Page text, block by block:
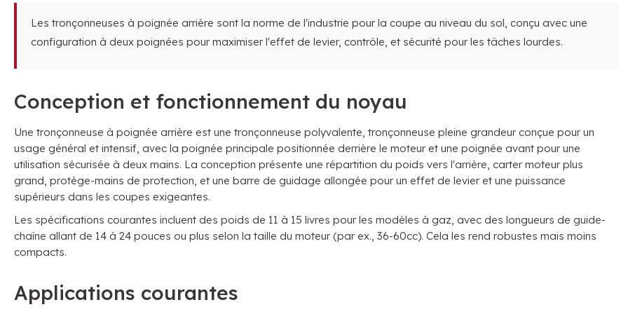
Les tronçonneuses à poignée arrière sont la norme de l'industrie pour la coupe au niveau du sol, conçu avec une
configuration à deux poignées pour maximiser l'effet de levier, contrôle, et sécurité pour les tâches lourdes.
Conception et fonctionnement du noyau
Une tronçonneuse à poignée arrière est une tronçonneuse polyvalente, tronçonneuse pleine grandeur conçue pour un
usage général et intensif, avec la poignée principale positionnée derrière le moteur et une poignée avant pour une
utilisation sécurisée à deux mains. La conception présente une répartition du poids vers l'arrière, carter moteur plus
grand, protège-mains de protection, et une barre de guidage allongée pour un effet de levier et une puissance
supérieurs dans les coupes exigeantes.
Les spécifications courantes incluent des poids de 11 à 15 livres pour les modèles à gaz, avec des longueurs de guide-
chaîne allant de 14 à 24 pouces ou plus selon la taille du moteur (par ex., 36-60cc). Cela les rend robustes mais moins
compacts.
Applications courantes